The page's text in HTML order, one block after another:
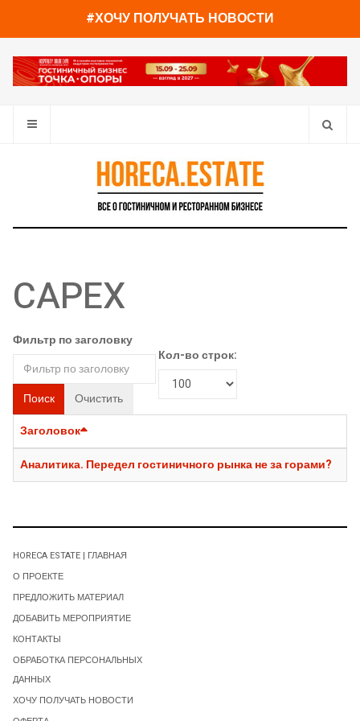
#ХОЧУ ПОЛУЧАТЬ НОВОСТИ
CAPEX
Фильтр по заголовку
Поиск Очистить
Кол-во строк:
Заголовок
Аналитика. Передел гостиничного рынка не за горами?
HORECA ESTATE | ГЛАВНАЯ
О ПРОЕКТЕ
ПРЕДЛОЖИТЬ МАТЕРИАЛ
ДОБАВИТЬ МЕРОПРИЯТИЕ
КОНТАКТЫ
ОБРАБОТКА ПЕРСОНАЛЬНЫХ
ДАННЫХ
ХОЧУ ПОЛУЧАТЬ НОВОСТИ